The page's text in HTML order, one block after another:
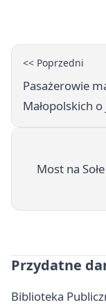
<< Poprzedni
Pasażerowie
Małopolskich
Most na
Przydatne
Biblioteka